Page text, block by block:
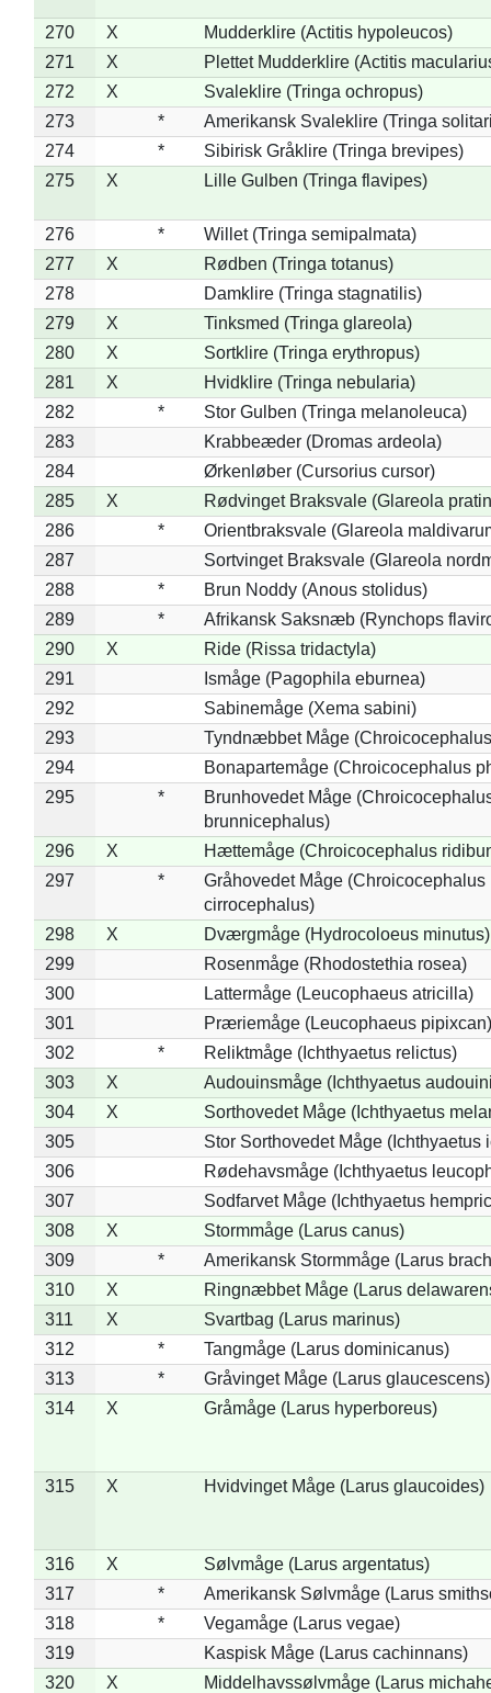
270 X
Mudderklire (Actitis hypoleucos)
271
X
Plettet Mudderklire (Actitis
272
X
Svaleklire (Tringa ochropus)
273
*
Amerikansk Svaleklire (Tringa
274
*
Sibirisk Gråklire (Tringa brevipes)
275
X Lille Gulben (Tringa flavipes)
276 *
Willet (Tringa semipalmata)
277
X
Rødben (Tringa totanus)
278
Damklire (Tringa stagnatilis)
279
X
Tinksmed (Tringa glareola)
280
X
Sortklire (Tringa erythropus)
281
X
Hvidklire (Tringa nebularia)
282
*
Stor Gulben (Tringa melanoleuca)
283
Krabbeæder (Dromas ardeola)
284
Ørkenløber (Cursorius cursor)
285
X
Rødvinget Braksvale (Glareola
286
*
Orientbraksvale (Glareola
287
Sortvinget Braksvale (Glareola
288
*
Brun Noddy (Anous stolidus)
289
*
Afrikansk Saksnæb (Rynchops
290
X
Ride (Rissa tridactyla)
291
Ismåge (Pagophila eburnea)
292
Sabinemåge (Xema sabini)
293
Tyndnæbbet Måge
294
Bonapartemåge (Chroicocephalus
295
*
Brunhovedet Måge
brunnicephalus)
296
X
Hættemåge (Chroicocephalus
297
*
Gråhovedet Måge (Chroicocephalus
cirrocephalus)
298
X
Dværgmåge (Hydrocoloeus minutus)
299
Rosenmåge (Rhodostethia rosea)
300
Lattermåge (Leucophaeus atricilla)
301
Præriemåge (Leucophaeus pipixcan)
302
*
Reliktmåge (Ichthyaetus relictus)
303
X
Audouinsmåge (Ichthyaetus
304
X
Sorthovedet Måge (Ichthyaetus
305
Stor Sorthovedet Måge (Ichthyaetus
306
Rødehavsmåge (Ichthyaetus
307
Sodfarvet Måge (Ichthyaetus
308
X
Stormmåge (Larus canus)
309
*
Amerikansk Stormmåge (Larus
310
X
Ringnæbbet Måge (Larus
311
X
Svartbag (Larus marinus)
312
*
Tangmåge (Larus dominicanus)
313
*
Gråvinget Måge (Larus glaucescens)
314
X Gråmåge (Larus hyperboreus)
315 X Hvidvinget Måge (Larus glaucoides)
316 X
Sølvmåge (Larus argentatus)
317
*
Amerikansk Sølvmåge (Larus
318
*
Vegamåge (Larus vegae)
319
Kaspisk Måge (Larus cachinnans)
320
X
Middelhavssølvmåge (Larus